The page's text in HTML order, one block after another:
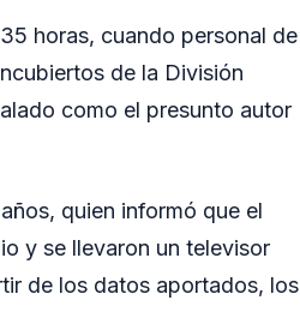
horas, cuando personal de
de la División
como el presunto autor
quien informó que el
y se llevaron un televisor
de los datos aportados, los